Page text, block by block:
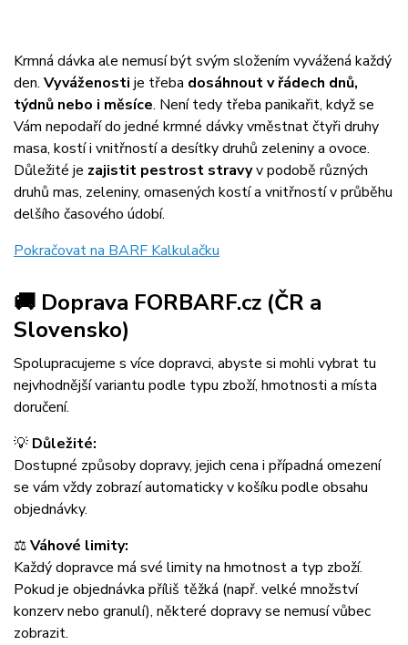
Krmná dávka ale nemusí být svým složením vyvážená každý
den. Vyváženosti je třeba dosáhnout v řádech dnů,
týdnů nebo i měsíce. Není tedy třeba panikařit, když se
Vám nepodaří do jedné krmné dávky vměstnat čtyři druhy
masa, kostí i vnitřností a desítky druhů zeleniny a ovoce.
Důležité je zajistit pestrost stravyv podobě různých
druhů mas, zeleniny, omasených kostí a vnitřností v průběhu
delšího časového údobí.
Pokračovat na BARF Kalkulačku
🚚 Doprava FORBARF.cz (ČR a
Slovensko)
Spolupracujeme s více dopravci, abyste si mohli vybrat tu
nejvhodnější variantu podle typu zboží, hmotnosti a místa
doručení.
💡 Důležité:
Dostupné způsoby dopravy, jejich cena i případná omezení
se vám vždy zobrazí automaticky v košíku podle obsahu
objednávky.
⚖️Váhové limity:
Každý dopravce má své limity na hmotnost a typ zboží.
Pokud je objednávka příliš těžká (např. velké množství
konzerv nebo granulí), některé dopravy se nemusí vůbec
zobrazit.